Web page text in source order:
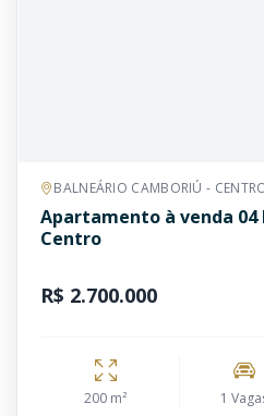
BALNEÁRIO CAMBORIÚ -
Apartamento à venda
Centro
R$ 2.700.000
200 m² 1